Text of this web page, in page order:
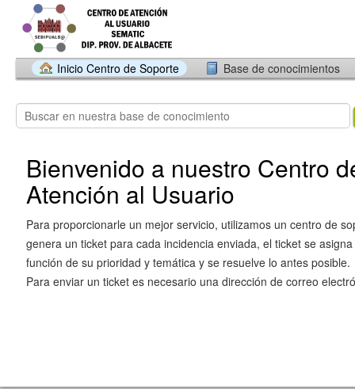
Inicio Centro de Soporte Base de conocimientos
Bienvenido a nuestro Centro
Atención al Usuario
Para proporcionarle un mejor servicio, utilizamos un centro de
genera un ticket para cada incidencia enviada, el ticket se
función de su prioridad y temática y se resuelve lo antes posible.
Para enviar un ticket es necesario una dirección de correo